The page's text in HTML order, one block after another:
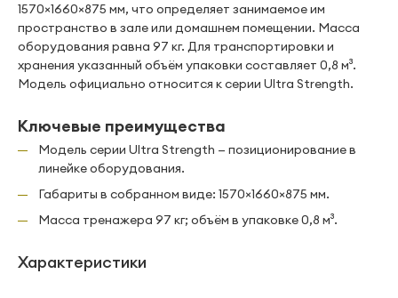
1570×1660×875 мм, что определяет занимаемое им
пространство в зале или домашнем помещении. Масса
оборудования равна 97 кг. Для транспортировки и
хранения указанный объём упаковки составляет 0,8 м³.
Модель официально относится к серии Ultra Strength.
Ключевые преимущества
Модель серии Ultra Strength — позиционирование в
линейке оборудования.
Габариты в собранном виде: 1570×1660×875 мм.
Масса тренажера 97 кг; объём в упаковке 0,8 м³.
Характеристики